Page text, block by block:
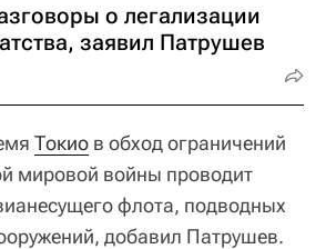
о легализации
заявил Патрушев
Токио в обход ограничений
мировой войны проводит
флота, подводных
добавил Патрушев.